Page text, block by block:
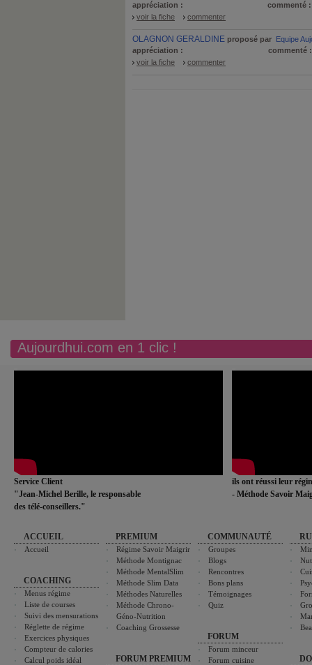
appréciation :
commenté
voir la fiche
commenter
OLAGNON GERALDINE proposé par Equipe
appréciation :
commenté
voir la fiche
commenter
Aujourdhui.com en 1 clic !
Service Client
"Jean-Michel Berille, le responsable
des télé-conseillers."
ils ont réussi leur
- Méthode Savoir
ACCUEIL
Accueil
COACHING
Menus régime
Liste de courses
Suivi des mensurations
Réglette de régime
Exercices physiques
Compteur de calories
Calcul poids idéal
PREMIUM
Régime Savoir Maigrir
Méthode Montignac
Méthode MentalSlim
Méthode Slim Data
Méthodes Naturelles
Méthode Chrono-
Géno-Nutrition
Coaching Grossesse
FORUM PREMIUM
COMMUNAUTÉ
Groupes
Blogs
Rencontres
Bons plans
Témoignages
Quiz
FORUM
Forum minceur
Forum cuisine